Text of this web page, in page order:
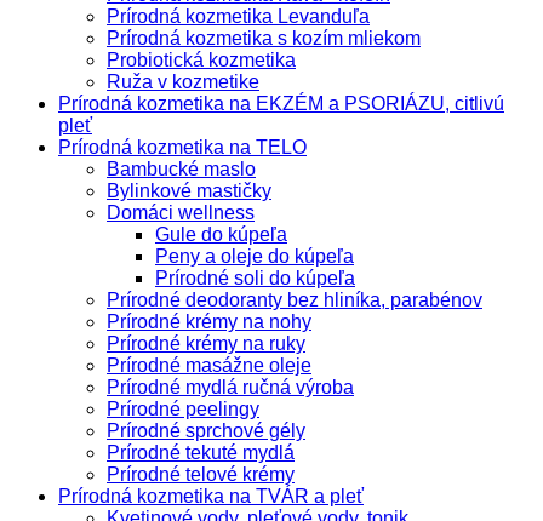
Prírodná kozmetika Levanduľa
Prírodná kozmetika s kozím mliekom
Probiotická kozmetika
Ruža v kozmetike
Prírodná kozmetika na EKZÉM a PSORIÁZU, citlivú
pleť
Prírodná kozmetika na TELO
Bambucké maslo
Bylinkové mastičky
Domáci wellness
Gule do kúpeľa
Peny a oleje do kúpeľa
Prírodné soli do kúpeľa
Prírodné deodoranty bez hliníka, parabénov
Prírodné krémy na nohy
Prírodné krémy na ruky
Prírodné masážne oleje
Prírodné mydlá ručná výroba
Prírodné peelingy
Prírodné sprchové gély
Prírodné tekuté mydlá
Prírodné telové krémy
Prírodná kozmetika na TVÁR a pleť